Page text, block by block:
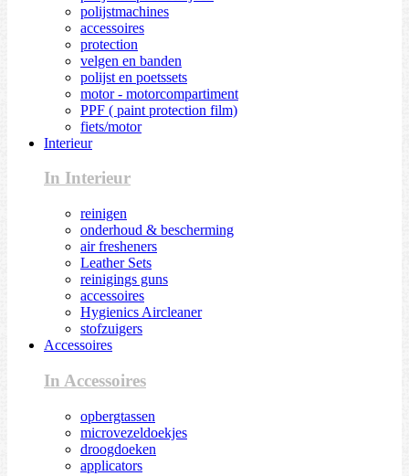
polijstmachines
accessoires
protection
velgen en banden
polijst en poetssets
motor - motorcompartiment
PPF ( paint protection film)
fiets/motor
Interieur
In Interieur
reinigen
onderhoud & bescherming
air fresheners
Leather Sets
reinigings guns
accessoires
Hygienics Aircleaner
stofzuigers
Accessoires
In Accessoires
opbergtassen
microvezeldoekjes
droogdoeken
applicators